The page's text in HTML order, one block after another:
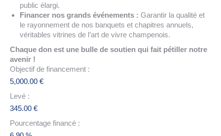
public élargi.
Financer nos grands événements : Garantir la qualité et
le rayonnement de nos banquets et chapitres annuels,
véritables vitrines de l’art de vivre champenois.
Chaque don est une bulle de soutien qui fait pétiller notre
avenir !
Objectif de financement :
5,000.00 €
Levé :
345.00 €
Pourcentage financé :